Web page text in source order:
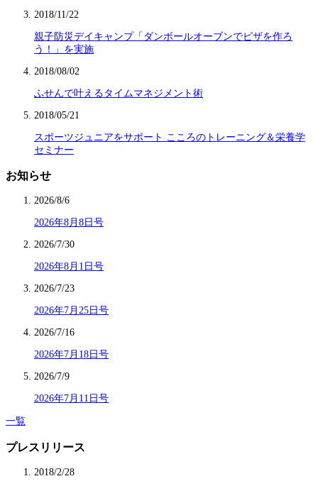
2018/11/22
親子防災デイキャンプ「ダンボールオーブンでピザを作ろ
う！」を実施
2018/08/02
ふせんで叶えるタイムマネジメント術
2018/05/21
スポーツジュニアをサポート こころのトレーニング＆栄養学
セミナー
お知らせ
2026/8/6
2026年8月8日号
2026/7/30
2026年8月1日号
2026/7/23
2026年7月25日号
2026/7/16
2026年7月18日号
2026/7/9
2026年7月11日号
一覧
プレスリリース
2018/2/28